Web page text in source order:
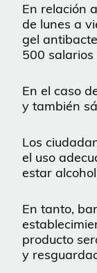
En relación
de lunes a
gel
500
En el caso
y también
Los
el uso
estar
En tanto,
producto
y